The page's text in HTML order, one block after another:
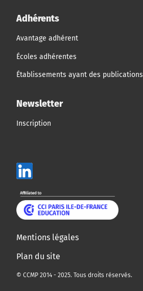
Adhérents
Avantage adhérent
Écoles adhérentes
Établissements ayant des publications
Newsletter
Inscription
Mentions légales
Plan du site
© CCMP 2014 - 2025. Tous droits réservés.